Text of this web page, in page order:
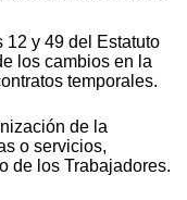
12 y 49 del Estatuto
los cambios en la
temporales.
de la
o servicios,
de los Trabajadores.